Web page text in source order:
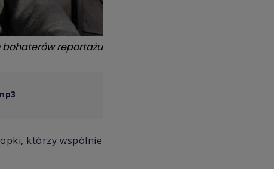
reportażu
którzy wspólnie